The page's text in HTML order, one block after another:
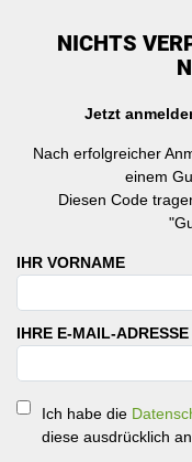
NICHTS
Jetzt
Nach erfolgreicher
einem
Diesen Code
IHR VORNAME
IHRE E-MAIL-ADRESSE
Ich habe die
diese ausdrücklich